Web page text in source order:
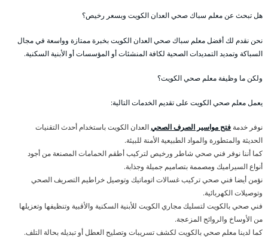
هل تبحث عن معلم سباك صحي العدان الكويت وبسعر رخيص؟
نحن نقدم لك أفضل معلم سباك صحي العدان الكويت بخبرة ممتازة وواسعة في مجال
السباكة وتمديد التمديدات الصحية لكافة المنشئات أو المؤسسات أو الأبنية السكنية.
ولكن ما وظيفة معلم صحي الكويت؟
يعمل معلم صحي الكويت على تقديم الخدمات التالية:
نوفر خدمة فتح مواسير الصرف الصحيالعدان الكويت باستخدام أحدث التقنيات
الحديثة والمتطورة والمواد الطبيعية الأمنة للبيئة.
كما أننا نوفر فني صحي شاطر ورخيص لتركيب أطقم الحمامات المصنعة من أجود
أنواع السيراميك ومصممة بتصاميم جميلة وجذابة.
نؤمن أيضا فني صحي تركيب غسالات اتوماتيك وتوصيل خراطيم التصريف الصحي
وتوصيلات الكهربائية.
فني صحي بالكويت لتسليك مجاري الكويت للأبنية السكنية والأقبية وتنظيفها وتعزيلها
من الأوساخ والروائح المزعجة.
كما لدينا معلم صحي بالكويت لكشف تسريبات وتصليح العطل أو تبديله بحالة التلف.